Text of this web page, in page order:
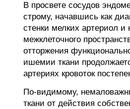
В просвете сосудов
строму, начавшись как
стенки мелких артериол
межклеточного
отторжения
ишемии ткани
артериях кровоток
По-видимому,
ткани от действия